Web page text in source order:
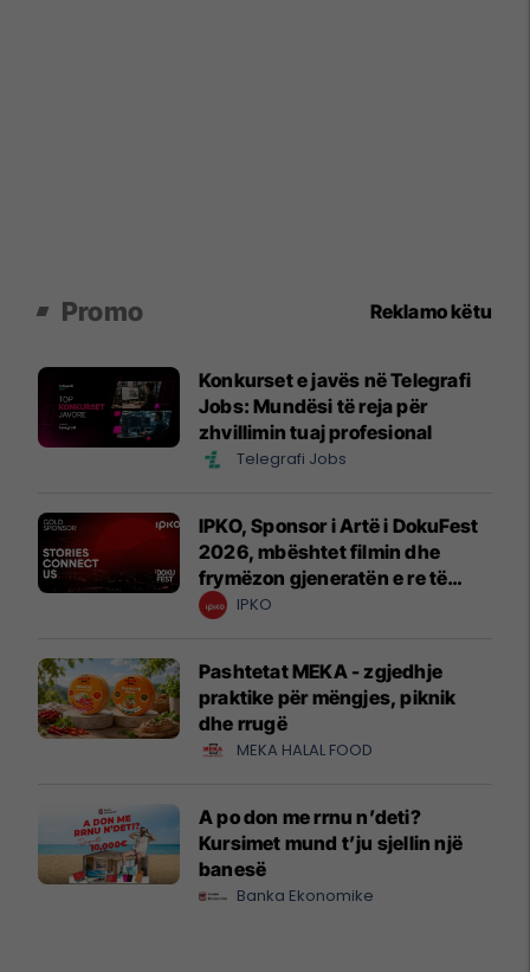
Promo Reklamo këtu
Konkurset e javës në Telegrafi
Jobs: Mundësi të reja për
zhvillimin tuaj profesional
Telegrafi Jobs
IPKO, Sponsor i Artë i DokuFest
2026, mbështet filmin dhe
frymëzon gjeneratën e re të
krijuesve
IPKO
Pashtetat MEKA - zgjedhje
praktike për mëngjes, piknik
dhe rrugë
MEKA HALAL FOOD
A po don me rrnu n’deti?
Kursimet mund t’ju sjellin një
banesë
Banka Ekonomike